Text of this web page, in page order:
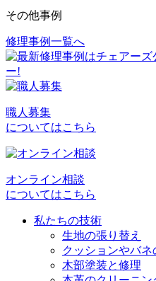
その他事例
投
稿
ナ
ビ
ゲ
ー
シ
ョ
修理事例一覧へ
職人募集
についてはこちら
オンライン相談
についてはこちら
私たちの技術
生地の張り替え
クッションやバネ
木部塗装と修理